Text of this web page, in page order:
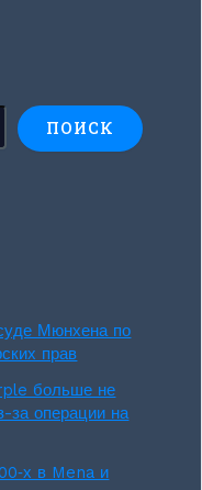
ПОИСК
Мюнхена по
прав
больше не
за операции на
в Mena и